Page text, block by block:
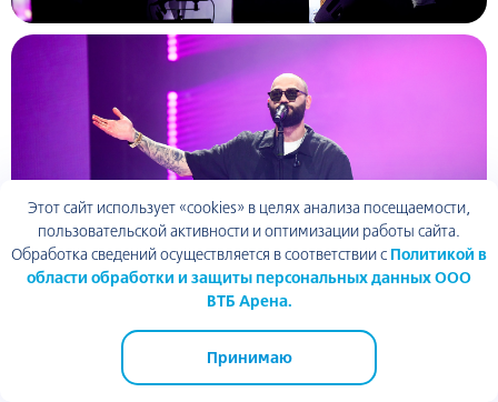
ТЦ Арена Плаза ВТБ Арена
Этот сайт использует «cookies» в целях анализа посещаемости,
пользовательской активности и оптимизации работы сайта.
Обработка сведений осуществляется в соответствии с Политикой в
области обработки и защиты персональных данных ООО
ВТБ Арена.
Принимаю